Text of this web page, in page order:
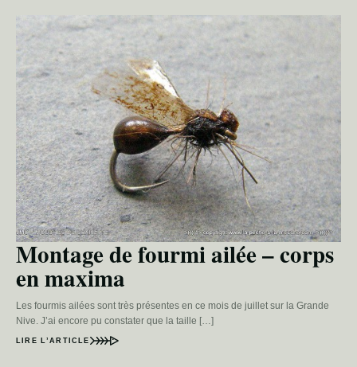
Montage de fourmi ailée – corps
en maxima
Les fourmis ailées sont très présentes en ce mois de juillet sur la Grande
Nive. J’ai encore pu constater que la taille […]
LIRE L’ARTICLE